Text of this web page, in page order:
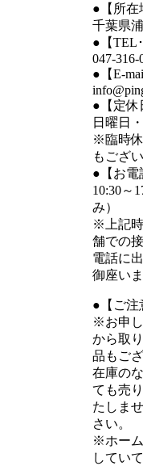
●【所在
千葉県
●【TEL
047-316-
●【E-
●【定休
日曜日
※臨時
もござ
●【お電
10:30～
み）
※上記
舗での
電話に
御座いま
●【ご注
※お申
から取
品もご
在庫の
ても売
たしま
さい。
※ホー
してい